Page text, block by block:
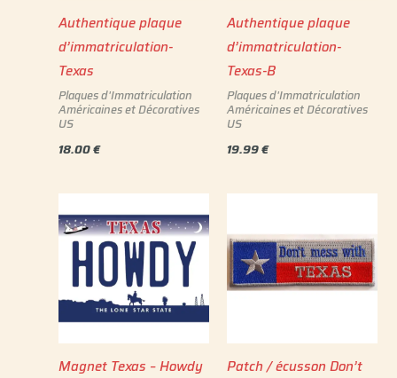
Authentique plaque
d’immatriculation-
Texas
Plaques d'Immatriculation
Américaines et Décoratives
US
18.00€
Authentique plaque
d’immatriculation-
Texas-B
Plaques d'Immatriculation
Américaines et Décoratives
US
19.99€
Magnet Texas – Howdy
Patch / écusson Don’t